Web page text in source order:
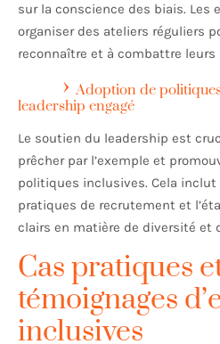
sur la conscience des biais. Les
organiser des ateliers réguliers
reconnaître et à combattre
Adoption de
leadership engagé
Le soutien du leadership est
prêcher par l’exemple et
politiques inclusives. Cela inclut
pratiques de recrutement et
clairs en matière de diversité et
Cas pratiques
témoignages
inclusives